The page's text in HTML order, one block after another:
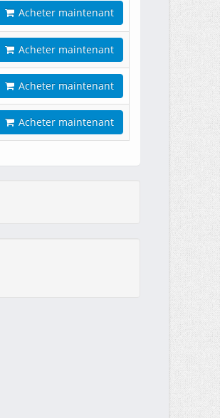
Acheter maintenant
Acheter maintenant
Acheter maintenant
Acheter maintenant